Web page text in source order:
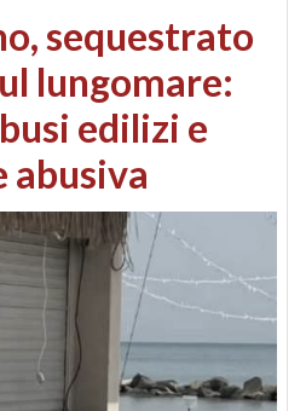
sequestrato
lungomare:
edilizi e
abusiva